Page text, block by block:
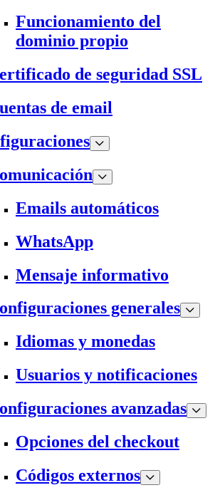
Funcionamiento del
dominio propio
de seguridad SSL
de email
Emails automáticos
WhatsApp
Mensaje informativo
generales
Idiomas y monedas
Usuarios y notificaciones
avanzadas
Opciones del checkout
Códigos externos